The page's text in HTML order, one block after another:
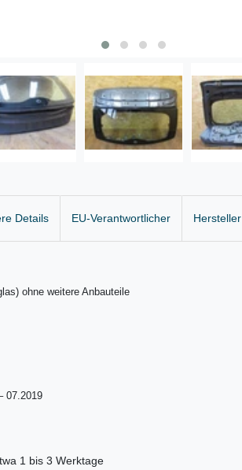
Details EU-Verantwortlicher Hersteller
ohne weitere Anbauteile
07.2019
1 bis 3 Werktage